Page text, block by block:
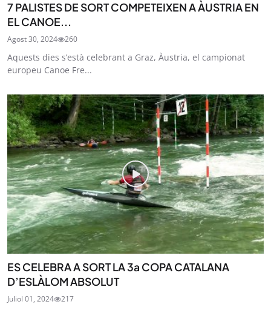
7 PALISTES DE SORT COMPETEIXEN A ÀUSTRIA EN
EL CANOE...
Agost 30, 2024 260
Aquests dies s’està celebrant a Graz, Àustria, el campionat
europeu Canoe Fre...
ES CELEBRA A SORT LA 3a COPA CATALANA
D’ESLÀLOM ABSOLUT
Juliol 01, 2024 217